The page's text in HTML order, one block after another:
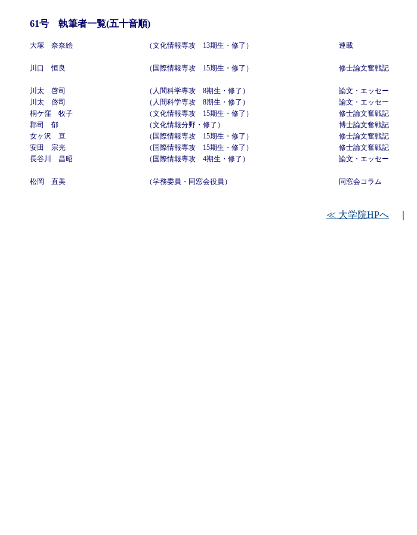
61号 執筆者一覧(五十音順)
大塚 奈奈絵 （文化情報専攻 13期生・修了） 連載
川口 恒良
（国際情報専攻 15期生・修了） 修士論文奮戦記
川太 啓司
（人間科学専攻 8期生・修了） 論文・エッセー
川太 啓司
（人間科学専攻 8期生・修了） 論文・エッセー
桐ケ窪 牧子
（文化情報専攻 15期生・修了） 修士論文奮戦記
郡司 郁
（文化情報分野・修了） 博士論文奮戦記
女ヶ沢 亘
（国際情報専攻 15期生・修了） 修士論文奮戦記
安田 宗光
（国際情報専攻 15期生・修了） 修士論文奮戦記
長谷川 昌昭
（国際情報専攻 4期生・修了） 論文・エッセー
松岡 直美
（学務委員・同窓会役員） 同窓会コラム
≪ 大学院HPへ